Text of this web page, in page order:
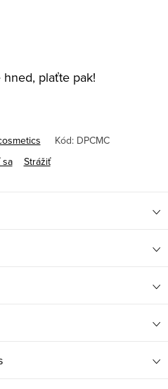
plaťte pak!
Kód: DPCMC
Strážiť